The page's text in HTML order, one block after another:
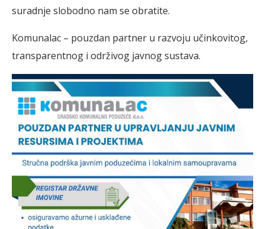
suradnje slobodno nam se obratite.
Komunalac – pouzdan partner u razvoju učinkovitog,
transparentnog i održivog javnog sustava.